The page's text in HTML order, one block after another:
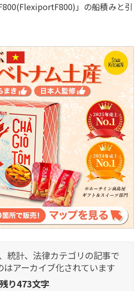
」の船積みと引
統計、法律カテゴリの記事で
アーカイブ化されています
残り473文字